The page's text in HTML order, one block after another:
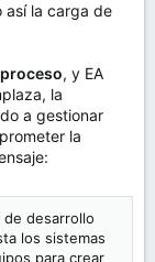
así la carga de
, y EA
la
a gestionar
la
desarrollo
los sistemas
para crear